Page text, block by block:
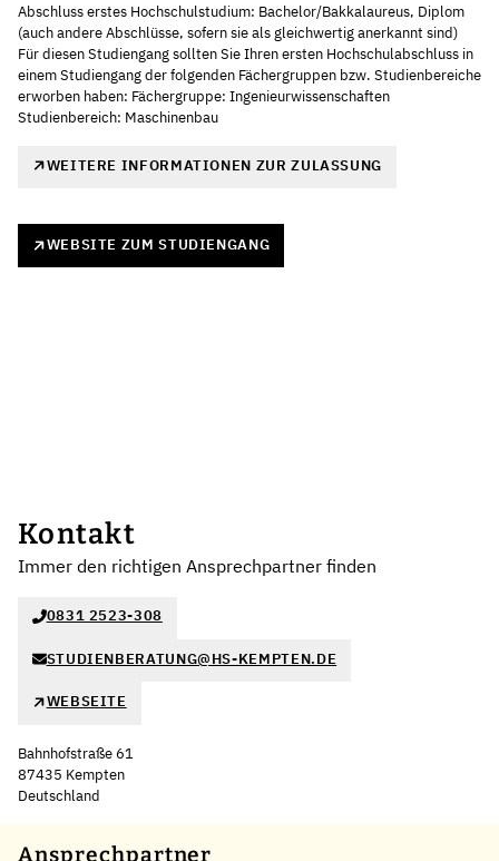
Abschluss erstes Hochschulstudium: Bachelor/Bakkalaureus, Diplom
(auch andere Abschlüsse, sofern sie als gleichwertig anerkannt sind)
Für diesen Studiengang sollten Sie Ihren ersten Hochschulabschluss in
einem Studiengang der folgenden Fächergruppen bzw. Studienbereiche
erworben haben: Fächergruppe: Ingenieurwissenschaften
Studienbereich: Maschinenbau
WEITERE INFORMATIONEN ZUR ZULASSUNG
WEBSITE ZUM STUDIENGANG
Kontakt
Immer den richtigen Ansprechpartner finden
0831 2523-308
STUDIENBERATUNG@HS-KEMPTEN.DE
WEBSEITE
Bahnhofstraße 61
87435 Kempten
Deutschland
+
Ansprechpartner